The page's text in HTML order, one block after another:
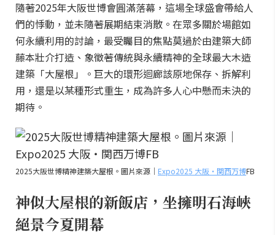
隨著2025年大阪世博會圓滿落幕，這場全球盛會帶給人
們的悸動，並未隨著展期結束消散。在眾多關於場館如
何永續利用的討論，最受矚目的焦點莫過於由建築大師
藤本壯介打造、象徵著傳統與永續精神的全球最大木造
建築「大屋根」。巨大的環形迴廊該原地保存、拆解利
用，還是以某種形式重生，成為許多人心中懸而未決的
期待。
2025大阪世博精神建築大屋根。圖片來源｜ Expo2025 大阪・関西万博FB
神似大屋根的新飯店，坐擁明石海峽
絕景今夏開幕